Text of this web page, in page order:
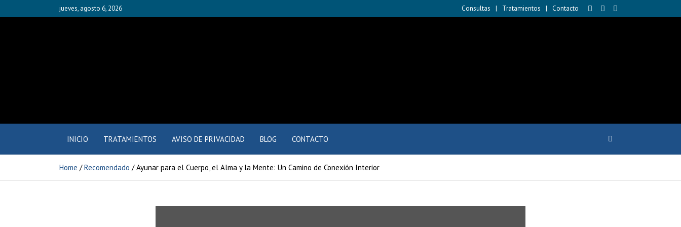
jueves, agosto 6, 2026 Consultas Tratamientos Contacto
INICIO TRATAMIENTOS AVISO DE PRIVACIDAD BLOG CONTACTO
Home Recomendado Ayunar para el Cuerpo, el Alma y la Mente: Un Camino de Conexión Interior